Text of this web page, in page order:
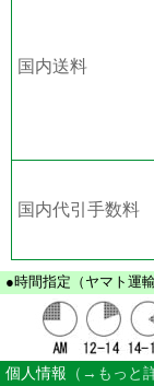
国内送料
国内代引手数料
●時間指定（ヤマト運輸
個人情報 （→もっと